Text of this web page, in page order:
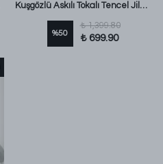
Kuşgözlü Askılı Tokalı Tencel Jile_Mürdüm
%50
₺ 1,399.80
₺ 699.90